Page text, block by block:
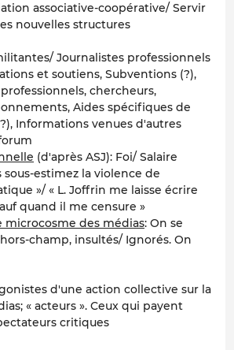
associative-coopérative/ Servir
nouvelles structures
Journalistes professionnels
et soutiens, Subventions (?),
chercheurs,
Aides spécifiques de
Informations venues d'autres
(d'après ASJ): Foi/ Salaire
sous-estimez la violence de
»/ « L. Joffrin me laisse écrire
quand il me censure »
microcosme des médias: On se
champ, insultés/ Ignorés. On
d'une action collective sur la
« acteurs ». Ceux qui payent
critiques